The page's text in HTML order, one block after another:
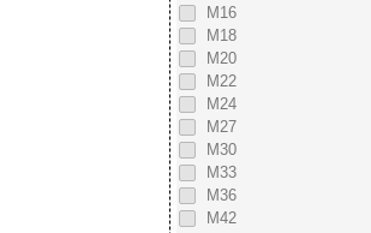
М16
М18
М20
М22
М24
М27
М30
М33
М36
М42